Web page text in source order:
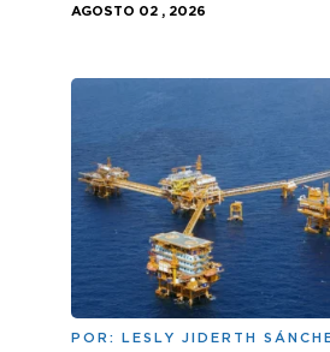
AGOSTO 02 , 2026
POR: LESLY JIDERTH